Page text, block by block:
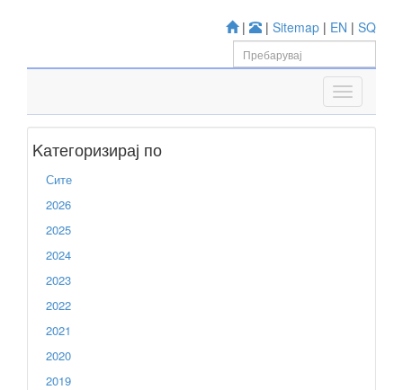
| | Sitemap | EN | SQ
Kатегоризирај по
Сите
2026
2025
2024
2023
2022
2021
2020
2019